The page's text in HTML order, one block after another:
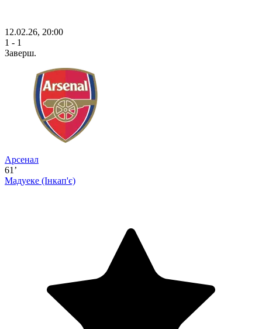
12.02.26, 20:00
1 - 1
Заверш.
Арсенал
61’
Мадуеке (Інкап'є)